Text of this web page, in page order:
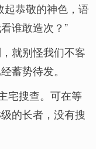
起恭敬的神色，语
谁敢造次？”
就别怪我们不客
蓄势待发。
宅搜查。可在等
的长者，没有搜